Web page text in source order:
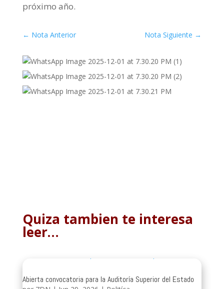
próximo año.
← Nota Anterior Nota Siguiente →
Quiza tambien te interesa
leer…
Abierta convocatoria para la Auditoría Superior del Estado